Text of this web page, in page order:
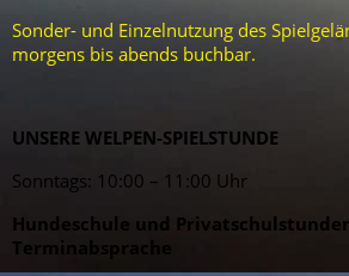
Sonder- und Einzelnutzung des
morgens bis abends buchbar.
UNSERE WELPEN-SPIELSTUNDE
Sonntags: 10:00 – 11:00 Uhr
Hundeschule und
Terminabsprache